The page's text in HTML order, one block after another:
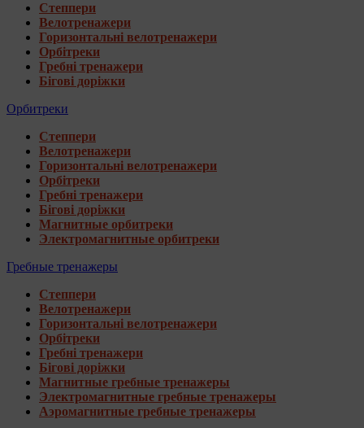
Степпери
Велотренажери
Горизонтальні велотренажери
Орбітреки
Гребні тренажери
Бігові доріжки
Орбитреки
Степпери
Велотренажери
Горизонтальні велотренажери
Орбітреки
Гребні тренажери
Бігові доріжки
Магнитные орбитреки
Электромагнитные орбитреки
Гребные тренажеры
Степпери
Велотренажери
Горизонтальні велотренажери
Орбітреки
Гребні тренажери
Бігові доріжки
Магнитные гребные тренажеры
Электромагнитные гребные тренажеры
Аэромагнитные гребные тренажеры